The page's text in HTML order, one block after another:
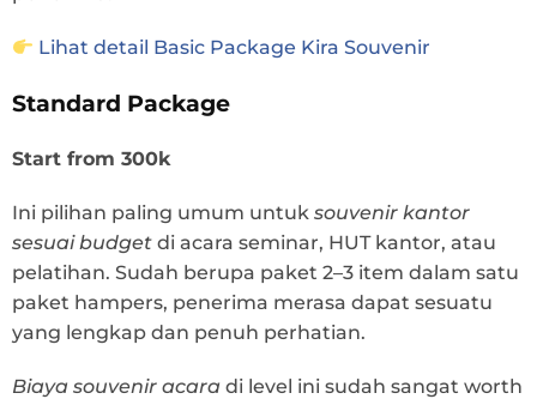
Lihat detail Basic Package Kira Souvenir
Standard Package
Start from 300k
Ini pilihan paling umum untuk souvenir kantor
sesuai budget di acara seminar, HUT kantor, atau
pelatihan. Sudah berupa paket 2–3 item dalam satu
paket hampers, penerima merasa dapat sesuatu
yang lengkap dan penuh perhatian.
Biaya souvenir acara di level ini sudah sangat worth